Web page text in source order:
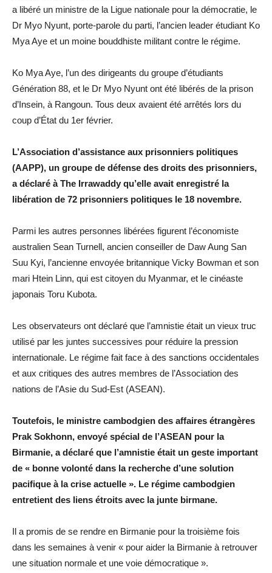
a libéré un ministre de la Ligue nationale pour la démocratie, le
Dr Myo Nyunt, porte-parole du parti, l’ancien leader étudiant Ko
Mya Aye et un moine bouddhiste militant contre le régime.
Ko Mya Aye, l’un des dirigeants du groupe d’étudiants
Génération 88, et le Dr Myo Nyunt ont été libérés de la prison
d’Insein, à Rangoun. Tous deux avaient été arrêtés lors du
coup d’État du 1er février.
L’Association d’assistance aux prisonniers politiques
(AAPP), un groupe de défense des droits des prisonniers,
a déclaré à The Irrawaddy qu’elle avait enregistré la
libération de 72 prisonniers politiques le 18 novembre.
Parmi les autres personnes libérées figurent l’économiste
australien Sean Turnell, ancien conseiller de Daw Aung San
Suu Kyi, l’ancienne envoyée britannique Vicky Bowman et son
mari Htein Linn, qui est citoyen du Myanmar, et le cinéaste
japonais Toru Kubota.
Les observateurs ont déclaré que l’amnistie était un vieux truc
utilisé par les juntes successives pour réduire la pression
internationale. Le régime fait face à des sanctions occidentales
et aux critiques des autres membres de l’Association des
nations de l’Asie du Sud-Est (ASEAN).
Toutefois, le ministre cambodgien des affaires étrangères
Prak Sokhonn, envoyé spécial de l’ASEAN pour la
Birmanie, a déclaré que l’amnistie était un geste important
de « bonne volonté dans la recherche d’une solution
pacifique à la crise actuelle ». Le régime cambodgien
entretient des liens étroits avec la junte birmane.
Il a promis de se rendre en Birmanie pour la troisième fois
dans les semaines à venir « pour aider la Birmanie à retrouver
une situation normale et une voie démocratique ».